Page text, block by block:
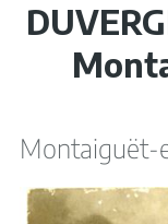
Montaiguët-